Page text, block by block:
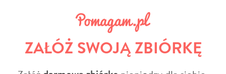
ZAŁÓŻ SWOJĄ ZBIÓRKĘ